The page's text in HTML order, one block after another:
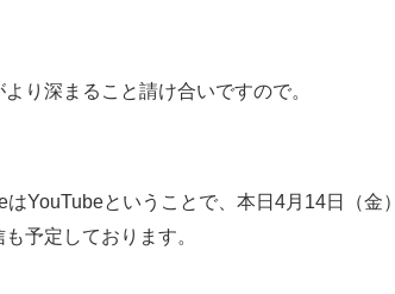
り深まること請け合いですので。
YouTubeということで、本日4月14日（金
予定しております。